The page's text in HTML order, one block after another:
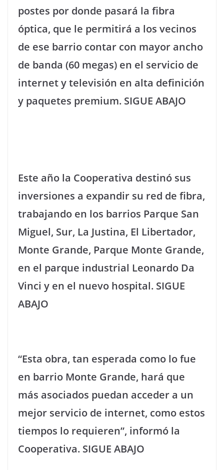
postes por donde pasará la fibra
óptica, que le permitirá a los vecinos
de ese barrio contar con mayor ancho
de banda (60 megas) en el servicio de
internet y televisión en alta definición
y paquetes premium. SIGUE ABAJO
Este año la Cooperativa destinó sus
inversiones a expandir su red de fibra,
trabajando en los barrios Parque San
Miguel, Sur, La Justina, El Libertador,
Monte Grande, Parque Monte Grande,
en el parque industrial Leonardo Da
Vinci y en el nuevo hospital. SIGUE
ABAJO
“Esta obra, tan esperada como lo fue
en barrio Monte Grande, hará que
más asociados puedan acceder a un
mejor servicio de internet, como estos
tiempos lo requieren”, informó la
Cooperativa. SIGUE ABAJO